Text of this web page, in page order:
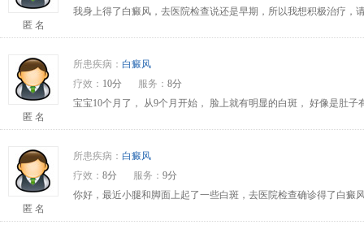
匿 名
我身上得了白癜风，去医院检查说还是早期，所以我想积极治疗，
匿 名
所患疾病： 白癜风
疗效： 10分 服务： 8分
宝宝10个月了， 从9个月开始， 脸上就有明显的白斑， 好像是肚
匿 名
所患疾病： 白癜风
疗效： 8分 服务： 9分
你好，最近小腿和脚面上起了一些白斑，去医院检查确诊得了白